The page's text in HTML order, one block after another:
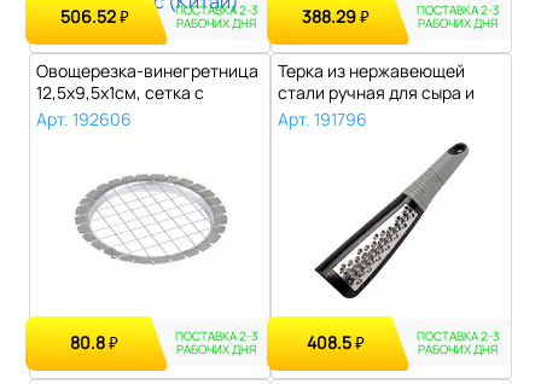
506.52₽ ПОСТАВКА 2-3
РАБОЧИХ ДНЯ 388.29₽ ПОСТАВКА 2-3
РАБОЧИХ ДНЯ
Овощерезка-винегретница
12,5х9,5х1см, сетка с
ячейками ..
Арт. 192606
80.8₽ ПОСТАВКА 2-3
РАБОЧИХ ДНЯ
Терка из нержавеющей
стали ручная для сыра и
овощей, ру..
Арт. 191796
408.5₽ ПОСТАВКА 2-3
РАБОЧИХ ДНЯ